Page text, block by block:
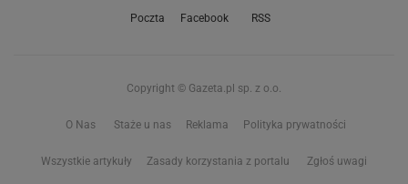
Poczta Facebook RSS
Copyright © Gazeta.pl sp. z o.o.
O Nas Staże u nas Reklama Polityka prywatności
Wszystkie artykuły Zasady korzystania z portalu Zgłoś uwagi